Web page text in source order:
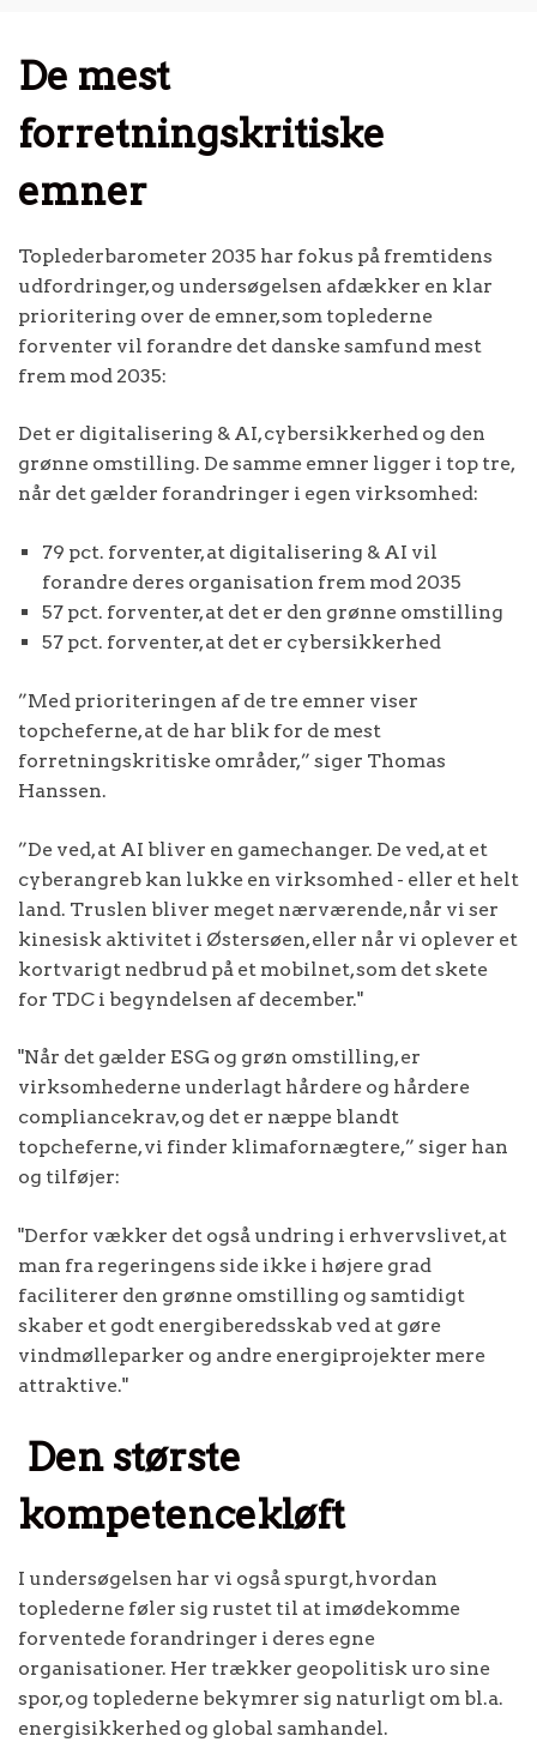
De mest
forretningskritiske
emner
Toplederbarometer 2035 har fokus på fremtidens
udfordringer, og undersøgelsen afdækker en klar
prioritering over de emner, som toplederne
forventer vil forandre det danske samfund mest
frem mod 2035:
Det er digitalisering & AI, cybersikkerhed og den
grønne omstilling. De samme emner ligger i top tre,
når det gælder forandringer i egen virksomhed:
79 pct. forventer, at digitalisering & AI vil
forandre deres organisation frem mod 2035
57 pct. forventer, at det er den grønne omstilling
57 pct. forventer, at det er cybersikkerhed
”Med prioriteringen af de tre emner viser
topcheferne, at de har blik for de mest
forretningskritiske områder,” siger Thomas
Hanssen.
”De ved, at AI bliver en gamechanger. De ved, at et
cyberangreb kan lukke en virksomhed - eller et helt
land. Truslen bliver meget nærværende, når vi ser
kinesisk aktivitet i Østersøen, eller når vi oplever et
kortvarigt nedbrud på et mobilnet, som det skete
for TDC i begyndelsen af december."
"Når det gælder ESG og grøn omstilling, er
virksomhederne underlagt hårdere og hårdere
compliancekrav, og det er næppe blandt
topcheferne, vi finder klimafornægtere,” siger han
og tilføjer:
"Derfor vækker det også undring i erhvervslivet, at
man fra regeringens side ikke i højere grad
faciliterer den grønne omstilling og samtidigt
skaber et godt energiberedsskab ved at gøre
vindmølleparker og andre energiprojekter mere
attraktive."
Den største
kompetencekløft
I undersøgelsen har vi også spurgt, hvordan
toplederne føler sig rustet til at imødekomme
forventede forandringer i deres egne
organisationer. Her trækker geopolitisk uro sine
spor, og toplederne bekymrer sig naturligt om bl.a.
energisikkerhed og global samhandel.